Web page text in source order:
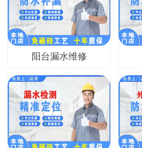
阳台漏水维修